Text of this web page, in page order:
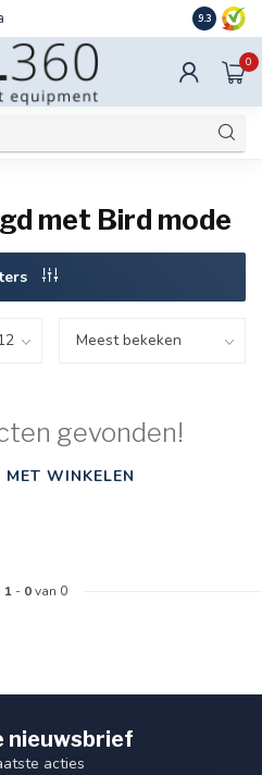
Ook
9.3
0
met Bird mode
gevonden!
MET WINKELEN
1 - 0van 0
nieuwsbrief
acties